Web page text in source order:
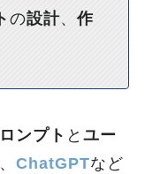
の設計、作
ンプト とユー
ChatGPTなど